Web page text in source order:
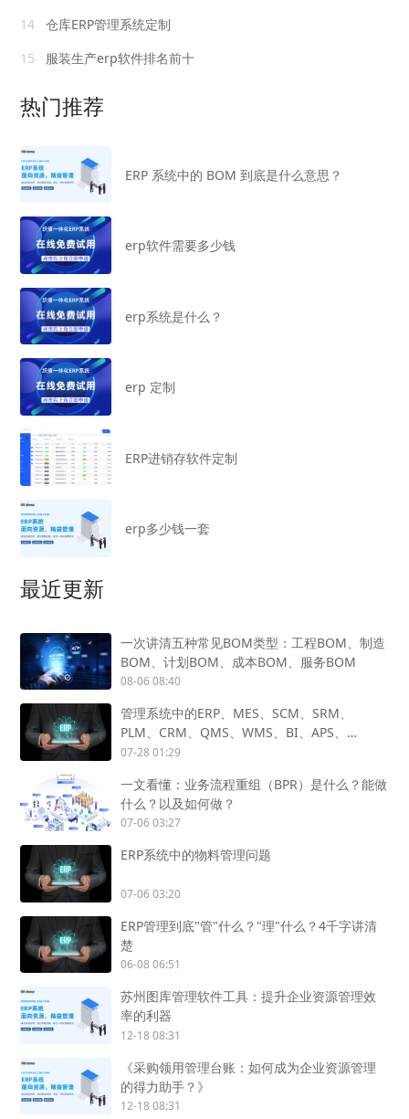
14
仓库ERP管理系统定制
15
服装生产erp软件排名前十
热门推荐
ERP 系统中的 BOM 到底是什么意思？
erp软件需要多少钱
erp系统是什么？
erp 定制
ERP进销存软件定制
erp多少钱一套
最近更新
一次讲清五种常见BOM类型：工程BOM、制造
BOM、计划BOM、成本BOM、服务BOM
08-06 08:40
管理系统中的ERP、MES、SCM、SRM、
PLM、CRM、QMS、WMS、BI、APS、
SCADA、OA怎么用？
07-28 01:29
一文看懂：业务流程重组（BPR）是什么？能做
什么？以及如何做？
07-06 03:27
ERP系统中的物料管理问题
07-06 03:20
ERP管理到底"管"什么？"理"什么？4千字讲清
楚
06-08 06:51
苏州图库管理软件工具：提升企业资源管理效
率的利器
12-18 08:31
《采购领用管理台账：如何成为企业资源管理
的得力助手？》
12-18 08:31